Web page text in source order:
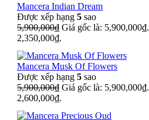
Mancera Indian Dream
Được xếp hạng 5 sao
5,900,000₫ Giá gốc là: 5,900,000₫.
2,350,000₫.
Mancera Musk Of Flowers
Được xếp hạng 5 sao
5,900,000₫ Giá gốc là: 5,900,000₫.
2,600,000₫.